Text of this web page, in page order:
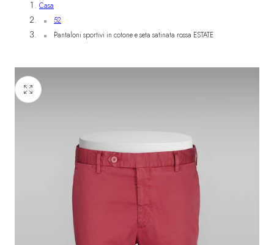
Casa
52
Pantaloni sportivi in cotone e seta satinata rossa ESTATE